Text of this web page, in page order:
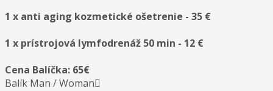
1 x anti aging kozmetické ošetrenie - 35 €
1 x prístrojová lymfodrenáž 50 min - 12 €
Cena Balíčka: 65€
Balík Man / Woman